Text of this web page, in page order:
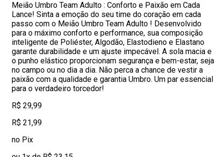
Meião Umbro Team Adulto : Conforto e Paixão em Cada
Lance! Sinta a emoção do seu time do coração em cada
passo com o Meião Umbro Team Adulto ! Desenvolvido
para o máximo conforto e performance, sua composição
inteligente de Poliéster, Algodão, Elastodieno e Elastano
garante durabilidade e um ajuste impecável. A sola macia e
o punho elástico proporcionam segurança e bem-estar, seja
no campo ou no dia a dia. Não perca a chance de vestir a
paixão com a qualidade e garantia Umbro. Um par essencial
para o verdadeiro torcedor!
R$ 29,99
R$ 21,99
no Pix